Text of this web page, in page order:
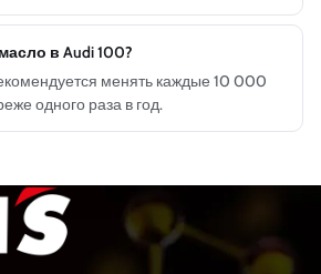
в Audi 100?
менять каждые 10 000
одного раза в год.